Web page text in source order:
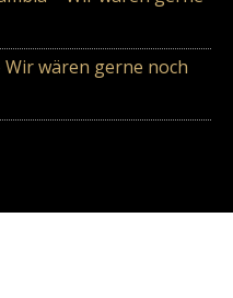
Wir wären gerne noch